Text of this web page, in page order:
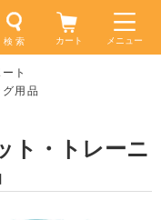
メニュー
検 索 カート
ト
用品
ト・トレーニ